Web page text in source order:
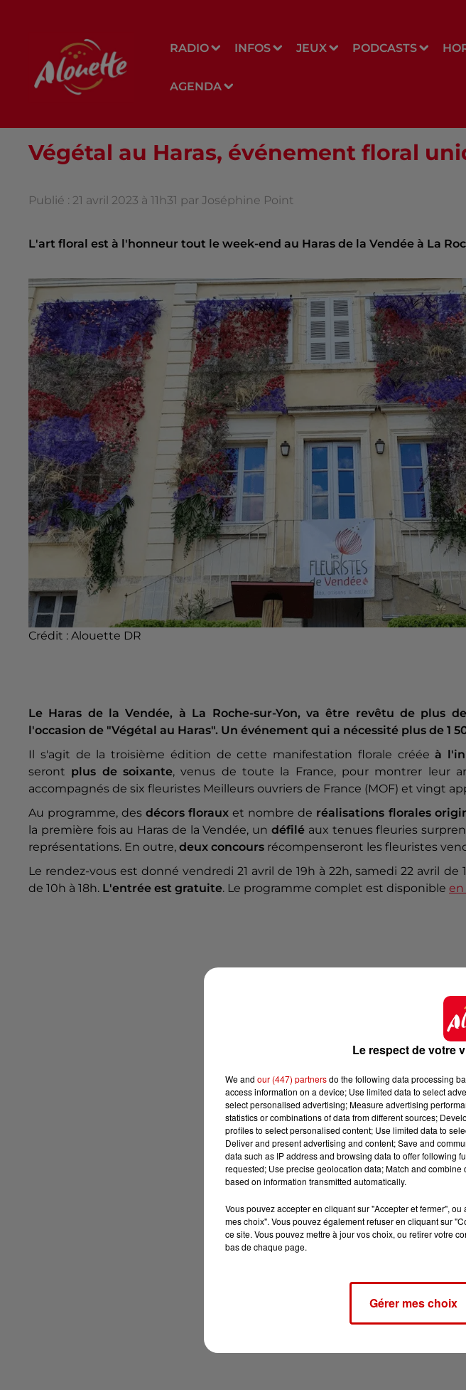
RADIO INFOS JEUX PODCASTS
AGENDA
Végétal au Haras, événement floral
Publié : 21 avril 2023 à 11h31 par Joséphine Point
L'art floral est à l'honneur tout le week-end au Haras de la Vendée à La
Crédit : Alouette DR
Le Haras de la Vendée, à La Roche-sur-Yon, va être revêtu de plus
l'occasion de "Végétal au Haras". Un événement qui a nécessité plus de 1
Il s'agit de la troisième édition de cette manifestation florale créée à
seront plus de soixante, venus de toute la France, pour montrer leur
accompagnés de six fleuristes Meilleurs ouvriers de France (MOF) et vingt
Au programme, desdécors florauxet nombre de réalisations florales
la première fois au Haras de la Vendée, undéfilé aux tenues fleuries
représentations. En outre, deux concours récompenseront les fleuristes
Le rendez-vous est donné vendredi 21 avril de 19h à 22h, samedi 22 avril de
de 10h à 18h. L'entrée est gratuite. Le programme complet est disponible en
Le respect de votre
We and our (447) partnersdo the following data processing
access information on a device; Use limited data to select
select personalised advertising; Measure advertising
statistics or combinations of data from different sources;
profiles to select personalised content; Use limited data to
Deliver and present advertising and content; Save and
data such as IP address and browsing data to offer following
requested; Use precise geolocation data; Match and
based on information transmitted automatically.
Vous pouvez accepter en cliquant sur "Accepter et fermer",
mes choix". Vous pouvez également refuser en cliquant sur
ce site. Vous pouvez mettre à jour vos choix, ou retirer votre
bas de chaque page.
Gérer mes choix